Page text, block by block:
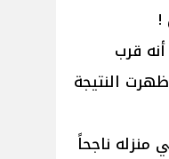
!
قرب
النتيجة
منزله ناجحاً